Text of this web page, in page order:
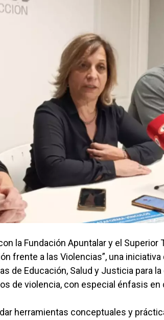
la Fundación Apuntalar y el Superior
frente a las Violencias”, una
de Educación, Salud y Justicia para
de violencia, con especial énfasis
herramientas conceptuales y